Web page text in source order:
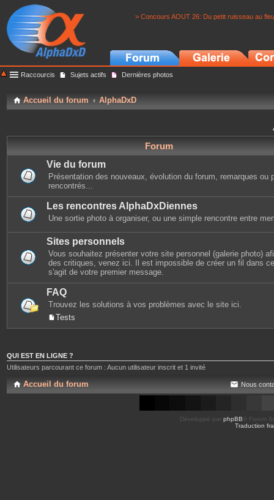
> Concours AOUT 26: Du petit ruisseau au
Raccourcis Sujets actifs Dernières photos
Accueil du forum AlphaDxD
Forum
Vie du forum
Présentation des nouveaux, évolution du forum, remarques ou
rencontrés...
Les rencontres AlphaDxDiennes
Une sortie photo à organiser, ou une simple rencontre entre
Sites personnels
Vous souhaitez présenter votre site personnel (galerie photo)
des critiques, venez ici. Il est impossible de créer un fil dans
s'agit de votre premier message.
FAQ
Trouvez les solutions à vos problèmes avec le site ici.
Tests
QUI EST EN LIGNE ?
Utilisateurs parcourant ce forum : Aucun utilisateur inscrit et 1 invité
Accueil du forum Nous
Développé par phpBB ® Forum
Traduction